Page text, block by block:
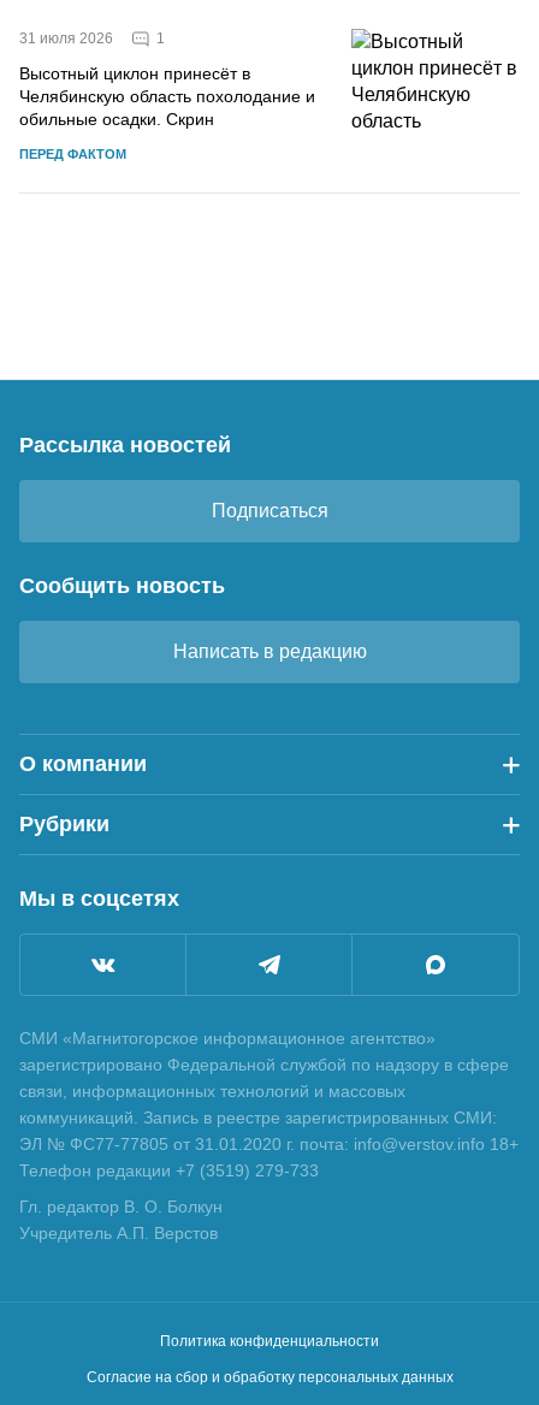
31 июля 2026 1
Высотный циклон принесёт в
Челябинскую область похолодание и
обильные осадки. Скрин
ПЕРЕД ФАКТОМ
Рассылка новостей
Подписаться
Сообщить новость
Написать в редакцию
О компании
Рубрики
Мы в соцсетях
СМИ «Магнитогорское информационное агентство»
зарегистрировано Федеральной службой по надзору в сфере
связи, информационных технологий и массовых
коммуникаций. Запись в реестре зарегистрированных СМИ:
ЭЛ № ФС77-77805 от 31.01.2020 г. почта: info@verstov.info 18+
Телефон редакции +7 (3519) 279-733
Гл. редактор В. О. Болкун
Учредитель А.П. Верстов
Политика конфиденциальности
Согласие на сбор и обработку персональных данных